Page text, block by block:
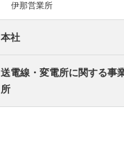
伊那営業所
本社
送電線・変電所に関する事
所